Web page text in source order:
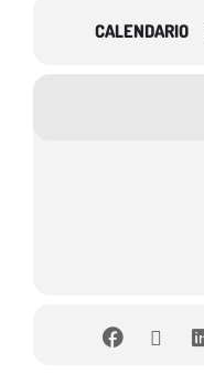
CALENDARIO